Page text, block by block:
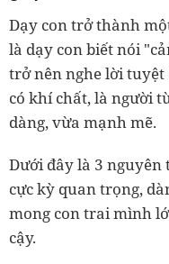
Dạy con trở thành
là dạy con biết nói
trở nên nghe lời tuyệt
có khí chất, là người
dàng, vừa mạnh mẽ.
Dưới đây là 3
cực kỳ quan trọng,
mong con trai mình
cậy.